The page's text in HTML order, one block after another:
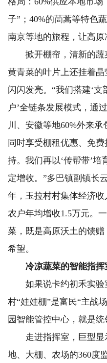
子”；40%的茼蒿等特色
南京等地的旅程，让高原
掀开棚帘，清新的蔬
黄青菜的叶片上还挂着
闪闪发亮。“我们搭建‘
户’全链条发展模式，通
川、安徽等地60%外来承
同时享受棚租优惠、免
持。我们再以‘传帮带’
定增收。”多巴镇副镇长
年，玉拉村村集体经济收
农户年均增收1.5万元。
菜，既是高原沃土的馈
希望。
冷凉蔬菜的智能指挥
如果说卡约初禾实验
村“娃娃棚”是富民“主战
园智能管控中心，就是统
走进指挥室，巨型显
地、大棚、农场的360度